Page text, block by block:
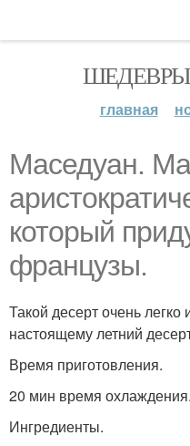
главная
Маседуан.
который
французы.
Такой десерт очень
настоящему летний
Время приготовления.
20 мин время охлаждения.
Ингредиенты.